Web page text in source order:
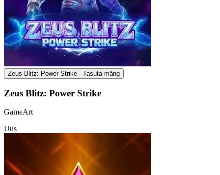
Zeus Blitz: Power Strike - Tasuta mäng
Zeus Blitz: Power Strike
GameArt
Uus